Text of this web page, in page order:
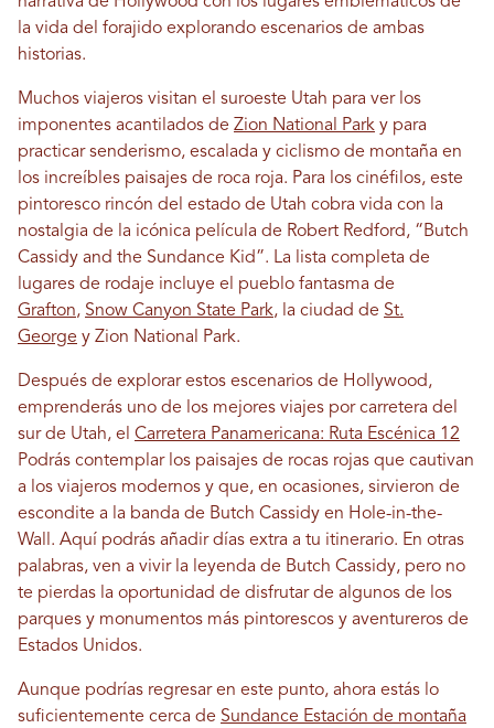
la vida del forajido explorando escenarios de ambas
historias.
Muchos viajeros visitan el suroeste Utah para ver los
imponentes acantilados de Zion National Park y para
practicar senderismo, escalada y ciclismo de montaña en
los increíbles paisajes de roca roja. Para los cinéfilos, este
pintoresco rincón del estado de Utah cobra vida con la
nostalgia de la icónica película de Robert Redford, “Butch
Cassidy and the Sundance Kid”. La lista completa de
lugares de rodaje incluye el pueblo fantasma de
Grafton, Snow Canyon State Park, la ciudad de St.
George y Zion National Park.
Después de explorar estos escenarios de Hollywood,
emprenderás uno de los mejores viajes por carretera del
sur de Utah, el Carretera Panamericana: Ruta Escénica 12
Podrás contemplar los paisajes de rocas rojas que cautivan
a los viajeros modernos y que, en ocasiones, sirvieron de
escondite a la banda de Butch Cassidy en Hole-in-the-
Wall. Aquí podrás añadir días extra a tu itinerario. En otras
palabras, ven a vivir la leyenda de Butch Cassidy, pero no
te pierdas la oportunidad de disfrutar de algunos de los
parques y monumentos más pintorescos y aventureros de
Estados Unidos.
Aunque podrías regresar en este punto, ahora estás lo
suficientemente cerca de Sundance Estación de montaña